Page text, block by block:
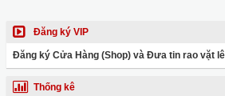
Đăng ký VIP
Đăng ký Cửa Hàng (Shop) và Đưa tin rao vặt
Thống kê